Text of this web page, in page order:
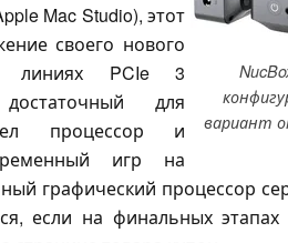
вариант
Mac Studio), этот
своего нового
линиях PCIe 3
для
процессор и
игр на
графический процессор
если на финальных